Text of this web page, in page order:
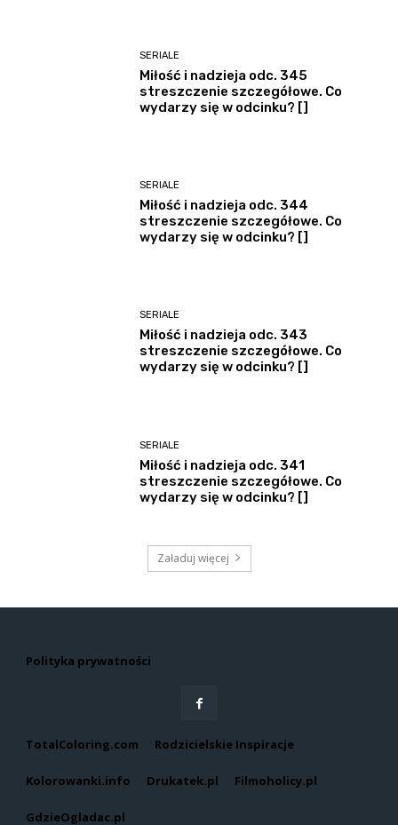
SERIALE
Miłość i nadzieja odc. 345
streszczenie szczegółowe. Co
wydarzy się w odcinku? []
SERIALE
Miłość i nadzieja odc. 344
streszczenie szczegółowe. Co
wydarzy się w odcinku? []
SERIALE
Miłość i nadzieja odc. 343
streszczenie szczegółowe. Co
wydarzy się w odcinku? []
SERIALE
Miłość i nadzieja odc. 341
streszczenie szczegółowe. Co
wydarzy się w odcinku? []
Załaduj więcej
Polityka prywatności
TotalColoring.com Rodzicielskie Inspiracje
Kolorowanki.info Drukatek.pl Filmoholicy.pl
GdzieOgladac.pl